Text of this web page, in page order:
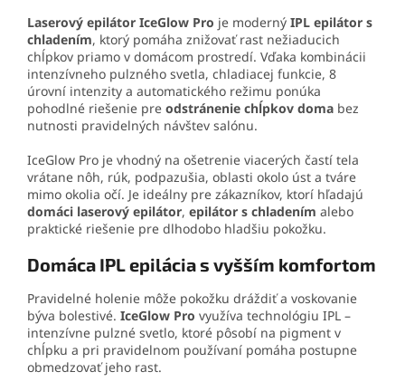
Laserový epilátor IceGlow Pro je moderný IPL epilátor s
chladením, ktorý pomáha znižovať rast nežiaducich
chĺpkov priamo v domácom prostredí. Vďaka kombinácii
intenzívneho pulzného svetla, chladiacej funkcie, 8
úrovní intenzity a automatického režimu ponúka
pohodlné riešenie pre odstránenie chĺpkov doma bez
nutnosti pravidelných návštev salónu.
IceGlow Pro je vhodný na ošetrenie viacerých častí tela
vrátane nôh, rúk, podpazušia, oblasti okolo úst a tváre
mimo okolia očí. Je ideálny pre zákazníkov, ktorí hľadajú
domáci laserový epilátor, epilátor s chladením alebo
praktické riešenie pre dlhodobo hladšiu pokožku.
Domáca IPL epilácia s vyšším komfortom
Pravidelné holenie môže pokožku dráždiť a voskovanie
býva bolestivé. IceGlow Pro využíva technológiu IPL –
intenzívne pulzné svetlo, ktoré pôsobí na pigment v
chĺpku a pri pravidelnom používaní pomáha postupne
obmedzovať jeho rast.